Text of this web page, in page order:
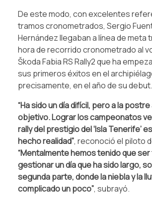
De este modo, con excelentes
tramos cronometrados, Sergio
Hernández llegaban a línea de meta
hora de recorrido cronometrado al
Škoda Fabia RS Rally2 que ha
sus primeros éxitos en el
precisamente, en el año de su debut.
“Ha sido un día difícil, pero a la
objetivo. Lograr los campeonatos
rally del prestigio del ‘Isla Tenerife’
hecho realidad”, reconoció el piloto
“Mentalmente hemos tenido que
gestionar un día que ha sido largo,
segunda parte, donde la niebla y la
complicado un poco”, subrayó.